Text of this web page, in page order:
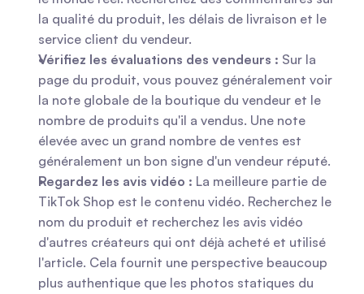
la qualité du produit, les délais de livraison et le
service client du vendeur.
Vérifiez les évaluations des vendeurs : Sur la
page du produit, vous pouvez généralement voir
la note globale de la boutique du vendeur et le
nombre de produits qu'il a vendus. Une note
élevée avec un grand nombre de ventes est
généralement un bon signe d'un vendeur réputé.
Regardez les avis vidéo : La meilleure partie de
TikTok Shop est le contenu vidéo. Recherchez le
nom du produit et recherchez les avis vidéo
d'autres créateurs qui ont déjà acheté et utilisé
l'article. Cela fournit une perspective beaucoup
plus authentique que les photos statiques du